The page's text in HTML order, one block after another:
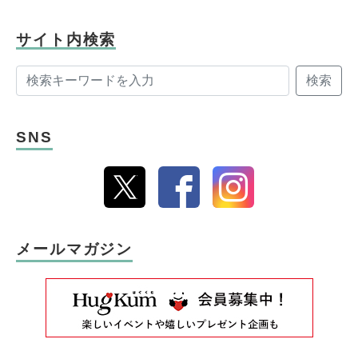
サイト内検索
検索
SNS
メールマガジン